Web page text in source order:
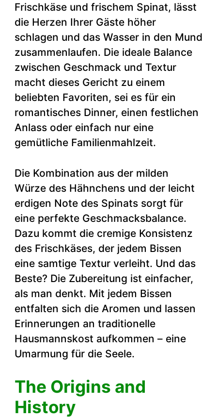
Frischkäse und frischem Spinat, lässt
die Herzen Ihrer Gäste höher
schlagen und das Wasser in den Mund
zusammenlaufen. Die ideale Balance
zwischen Geschmack und Textur
macht dieses Gericht zu einem
beliebten Favoriten, sei es für ein
romantisches Dinner, einen festlichen
Anlass oder einfach nur eine
gemütliche Familienmahlzeit.
Die Kombination aus der milden
Würze des Hähnchens und der leicht
erdigen Note des Spinats sorgt für
eine perfekte Geschmacksbalance.
Dazu kommt die cremige Konsistenz
des Frischkäses, der jedem Bissen
eine samtige Textur verleiht. Und das
Beste? Die Zubereitung ist einfacher,
als man denkt. Mit jedem Bissen
entfalten sich die Aromen und lassen
Erinnerungen an traditionelle
Hausmannskost aufkommen – eine
Umarmung für die Seele.
The Origins and
History